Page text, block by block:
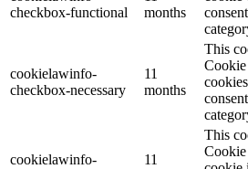
checkbox-functional
months
cookielawinfo-
checkbox-necessary
11
months
This
cookielawinfo-
11
This